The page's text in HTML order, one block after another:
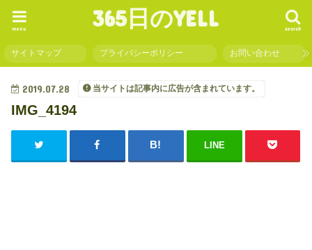
365日のYELL search
menu
サイトマップ プライバシーポリシー お問い合わせ
2019.07.28 当サイトは記事内に広告が含まれています。
IMG_4194
LINE